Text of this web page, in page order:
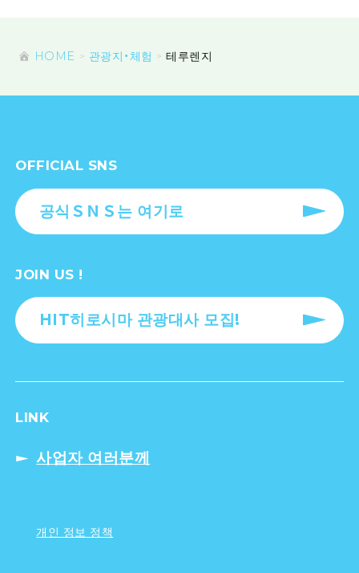
HOME 관광지・체험 테루렌지
OFFICIAL SNS
공식ＳＮＳ는 여기로
JOIN US !
HIT히로시마 관광대사 모집!
LINK
사업자 여러분께
개인 정보 정책